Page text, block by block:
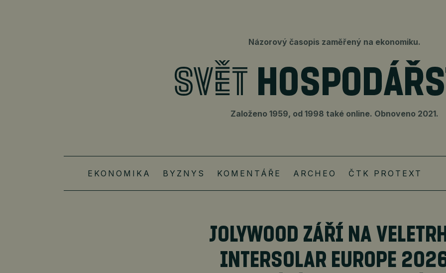
Názorový časopis zaměřený na ekonomiku.
Založeno 1959, od 1998 také online. Obnoveno 2021.
EKONOMIKA BYZNYS KOMENTÁŘE ARCHEO ČTK PROTEXT
JOLYWOOD ZÁŘÍ NA
INTERSOLAR EUROPE